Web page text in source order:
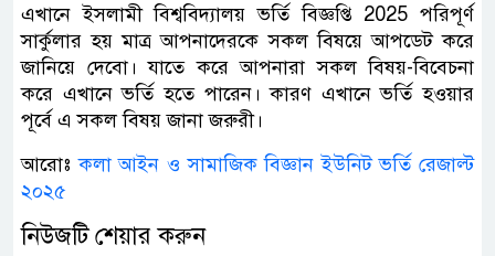
এখানে ইসলামী বিশ্ববিদ্যালয় ভর্তি বিজ্ঞপ্তি 2025 পরিপূর্ণ
সার্কুলার হয় মাত্র আপনাদেরকে সকল বিষয়ে আপডেট করে
জানিয়ে দেবো। যাতে করে আপনারা সকল বিষয়-বিবেচনা
করে এখানে ভর্তি হতে পারেন। কারণ এখানে ভর্তি হওয়ার
পূর্বে এ সকল বিষয় জানা জরুরী।
আরোঃকলা আইন ও সামাজিক বিজ্ঞান ইউনিট ভর্তি রেজাল্ট
২০২৫
নিউজটি শেয়ার করুন